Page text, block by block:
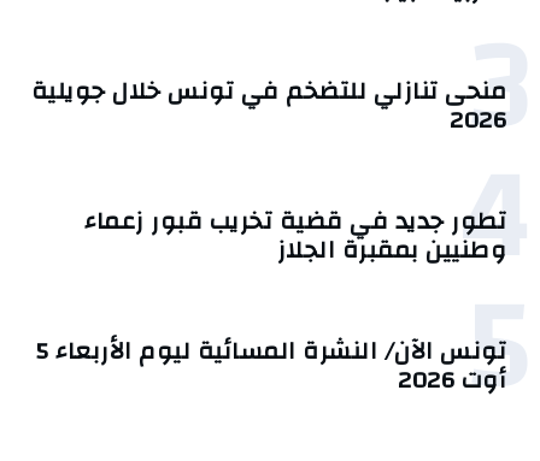
3 منحى تنازلي ‎للتضخم في تونس خلال جويلية
2026‎
4
تطور جديد في قضية تخريب قبور زعماء
وطنيين بمقبرة الجلاز
5 تونس الآن/ النشرة المسائية ليوم الأربعاء 5
أوت 2026